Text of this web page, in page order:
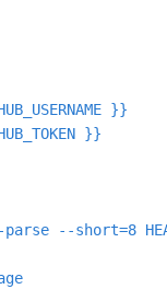
}}
}}
--short=8